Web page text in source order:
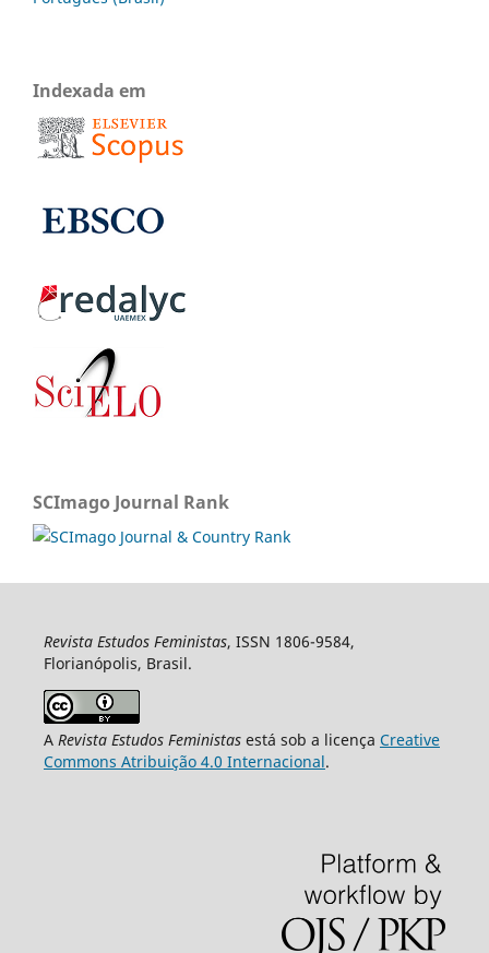
Indexada em
SCImago Journal Rank
Revista Estudos Feministas, ISSN 1806-9584,
Florianópolis, Brasil.
A Revista Estudos Feministasestá sob a licença Creative
Commons Atribuição 4.0 Internacional.